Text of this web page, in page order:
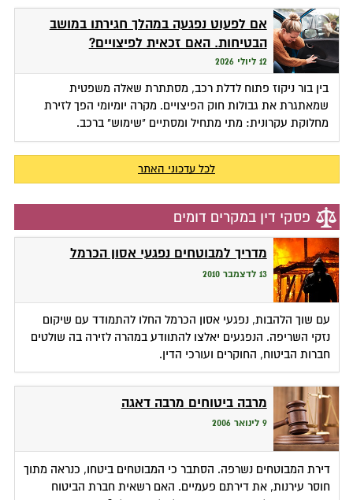
אם לפעוט נפגעה במהלך חגירתו במושב
הבטיחות. האם זכאית לפיצויים?
12 ליולי 2026
בין בור ניקוז פתוח לדלת רכב, מסתתרת שאלה משפטית
שמאתגרת את גבולות חוק הפיצויים. מקרה יומיומי הפך לזירת
מחלוקת עקרונית: מתי מתחיל ומסתיים "שימוש" ברכב.
לכל עדכוני האתר
פסקי דין במקרים דומים
מדריך למבוטחים נפגעי אסון הכרמל
13 לדצמבר 2010
עם שוך הלהבות, נפגעי אסון הכרמל החלו להתמודד עם שיקום
נזקי השריפה. הנפגעים יאלצו להתוודע במהרה לזירה בה שולטים
חברות הביטוח, החוקרים ועורכי הדין.
מרבה ביטוחים מרבה דאגה
9 לינואר 2006
דירת המבוטחים נשרפה. הסתבר כי המבוטחים ביטחו, כנראה מתוך
חוסר עירנות, את דירתם פעמיים. האם רשאית חברת הביטוח